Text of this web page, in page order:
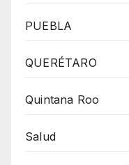
PUEBLA
QUERÉTARO
Quintana Roo
Salud